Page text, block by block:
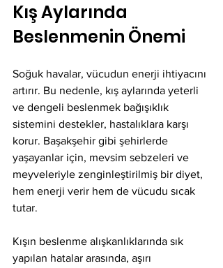
Kış Aylarında
Beslenmenin Önemi
Soğuk havalar, vücudun enerji ihtiyacını
artırır. Bu nedenle, kış aylarında yeterli
ve dengeli beslenmek bağışıklık
sistemini destekler, hastalıklara karşı
korur. Başakşehir gibi şehirlerde
yaşayanlar için, mevsim sebzeleri ve
meyveleriyle zenginleştirilmiş bir diyet,
hem enerji verir hem de vücudu sıcak
tutar.
Kışın beslenme alışkanlıklarında sık
yapılan hatalar arasında, aşırı